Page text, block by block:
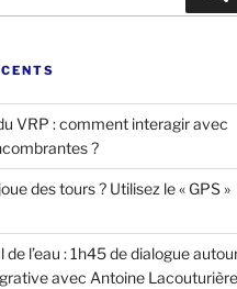
VRP : comment interagir avec
?
des tours ? Utilisez le « GPS »
l’eau : 1h45 de dialogue
avec Antoine Lacouturière